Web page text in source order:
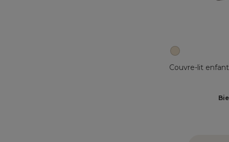
Couvre-lit